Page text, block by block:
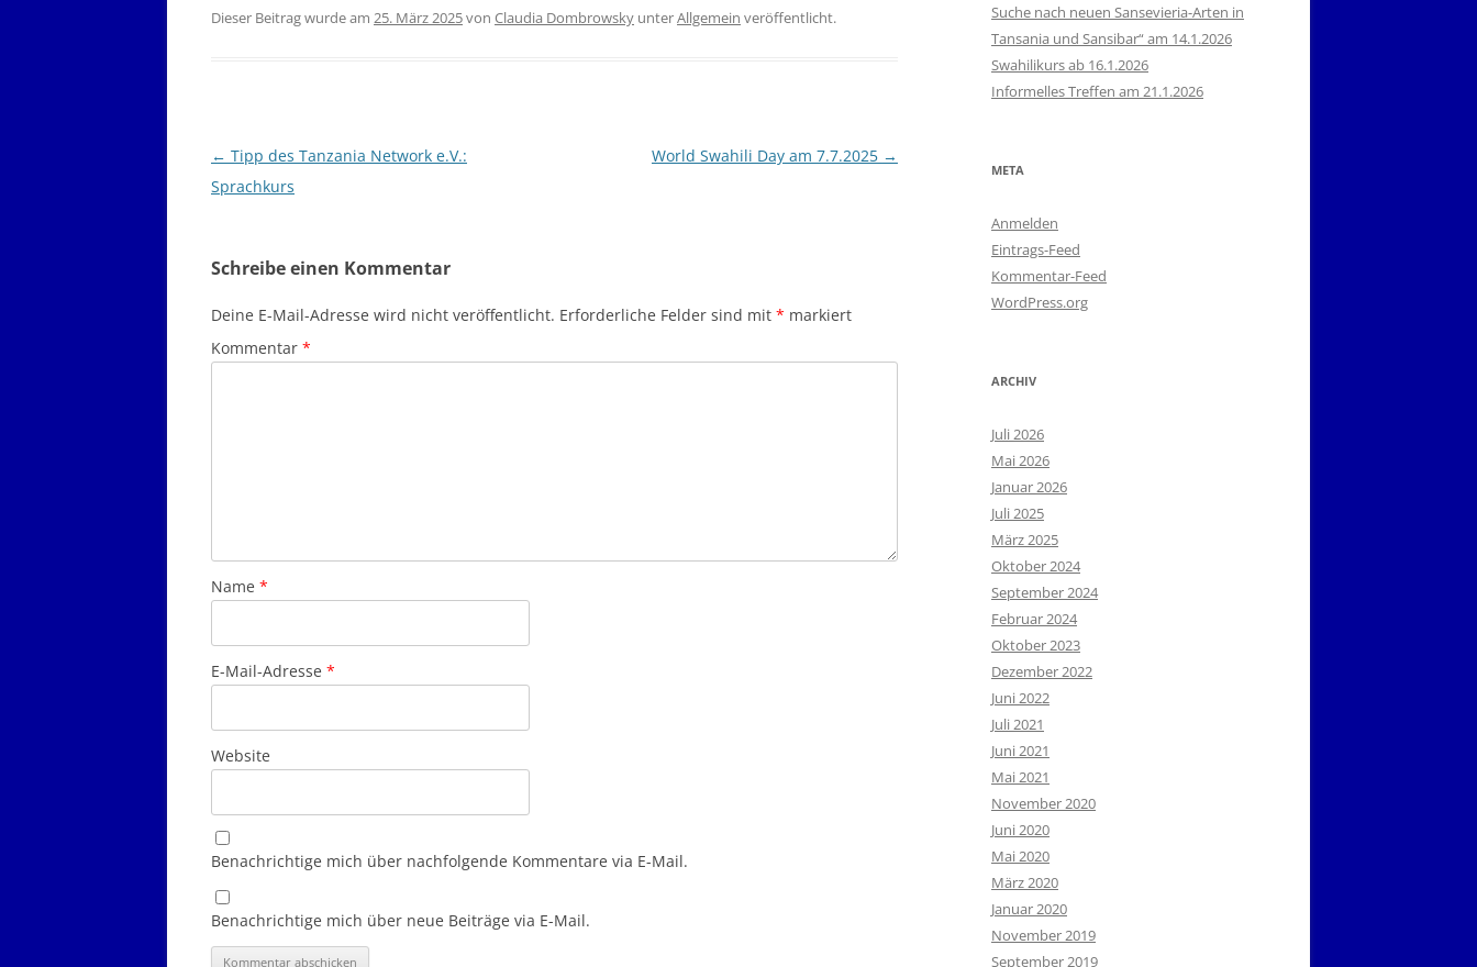
Dieser Beitrag wurde am 25. März 2025von Claudia Dombrowsky unterAllgemein veröffentlicht.
Beitragsnavigation
← Tipp des Tanzania Network e.V.:
Sprachkurs
World Swahili Day am 7.7.2025 →
Schreibe einen Kommentar
Deine E-Mail-Adresse wird nicht veröffentlicht. Erforderliche Felder sind mit * markiert
Kommentar *
Name *
E-Mail-Adresse *
Website
Benachrichtige mich über nachfolgende Kommentare via E-Mail.
Benachrichtige mich über neue Beiträge via E-Mail.
Suche nach neuen Sansevieria-Arten in
Tansania und Sansibar“ am 14.1.2026
Swahilikurs ab 16.1.2026
Informelles Treffen am 21.1.2026
META
Anmelden
Eintrags-Feed
Kommentar-Feed
WordPress.org
ARCHIV
Juli 2026
Mai 2026
Januar 2026
Juli 2025
März 2025
Oktober 2024
September 2024
Februar 2024
Oktober 2023
Dezember 2022
Juni 2022
Juli 2021
Juni 2021
Mai 2021
November 2020
Juni 2020
Mai 2020
März 2020
Januar 2020
November 2019
September 2019